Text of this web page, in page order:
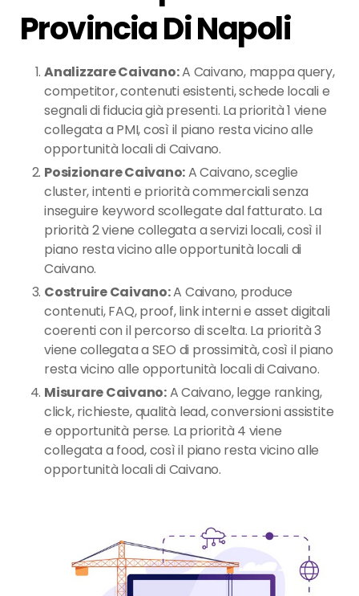
Provincia Di Napoli
Analizzare Caivano:A Caivano, mappa query,
competitor, contenuti esistenti, schede locali e
segnali di fiducia già presenti. La priorità 1 viene
collegata a PMI, così il piano resta vicino alle
opportunità locali di Caivano.
Posizionare Caivano:A Caivano, sceglie
cluster, intenti e priorità commerciali senza
inseguire keyword scollegate dal fatturato. La
priorità 2 viene collegata a servizi locali, così il
piano resta vicino alle opportunità locali di
Caivano.
Costruire Caivano:A Caivano, produce
contenuti, FAQ, proof, link interni e asset digitali
coerenti con il percorso di scelta. La priorità 3
viene collegata a SEO di prossimità, così il piano
resta vicino alle opportunità locali di Caivano.
Misurare Caivano:A Caivano, legge ranking,
click, richieste, qualità lead, conversioni assistite
e opportunità perse. La priorità 4 viene
collegata a food, così il piano resta vicino alle
opportunità locali di Caivano.